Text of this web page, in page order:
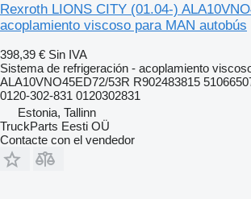
Rexroth LIONS CITY (01.04-)
acoplamiento viscoso para MAN autobús
398,39 € Sin IVA
Sistema de refrigeración - acoplamiento
ALA10VNO45ED72/53R R902483815
0120-302-831 0120302831
Estonia, Tallinn
TruckParts Eesti OÜ
Contacte con el vendedor